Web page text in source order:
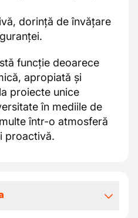
dorință de învățare
funcție deoarece
apropiată și
proiecte unice
în mediile de
într-o atmosferă
proactivă.